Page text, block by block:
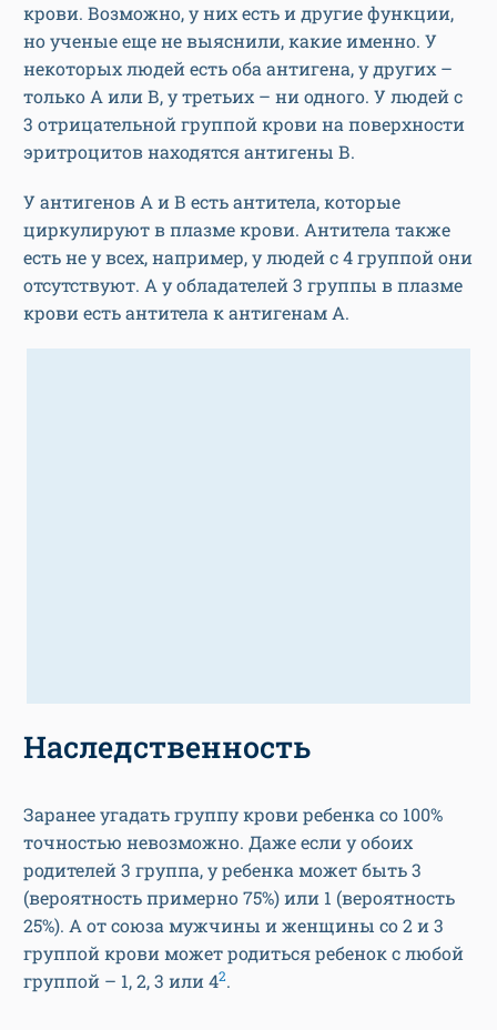
крови. Возможно, у них есть и другие функции,
но ученые еще не выяснили, какие именно. У
некоторых людей есть оба антигена, у других –
только А или В, у третьих – ни одного. У людей с
3 отрицательной группой крови на поверхности
эритроцитов находятся антигены В.
У антигенов А и В есть антитела, которые
циркулируют в плазме крови. Антитела также
есть не у всех, например, у людей с 4 группой они
отсутствуют. А у обладателей 3 группы в плазме
крови есть антитела к антигенам А.
Наследственность
Заранее угадать группу крови ребенка со 100%
точностью невозможно. Даже если у обоих
родителей 3 группа, у ребенка может быть 3
(вероятность примерно 75%) или 1 (вероятность
25%). А от союза мужчины и женщины со 2 и 3
группой крови может родиться ребенок с любой
группой – 1, 2, 3 или 42.